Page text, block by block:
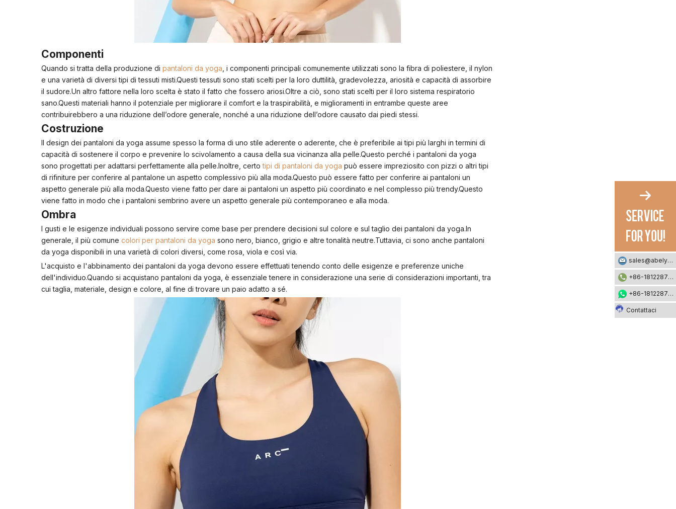
Componenti
Quando si tratta della produzione di pantaloni da yoga , i componenti principali comunemente utilizzati sono la fibra di poliestere, il nylon
e una varietà di diversi tipi di tessuti misti.Questi tessuti sono stati scelti per la loro duttilità, gradevolezza, ariosità e capacità di assorbire
il sudore.Un altro fattore nella loro scelta è stato il fatto che fossero ariosi.Oltre a ciò, sono stati scelti per il loro sistema respiratorio
sano.Questi materiali hanno il potenziale per migliorare il comfort e la traspirabilità, e miglioramenti in entrambe queste aree
contribuirebbero a una riduzione dell’odore generale, nonché a una riduzione dell’odore causato dai piedi stessi.
Costruzione
Il design dei pantaloni da yoga assume spesso la forma di uno stile aderente o aderente, che è preferibile ai tipi più larghi in termini di
capacità di sostenere il corpo e prevenire lo scivolamento a causa della sua vicinanza alla pelle.Questo perché i pantaloni da yoga
sono progettati per adattarsi perfettamente alla pelle.Inoltre, certotipi di pantaloni da yoga può essere impreziosito con pizzi o altri tipi
di rifiniture per conferire al pantalone un aspetto complessivo più alla moda.Questo può essere fatto per conferire ai pantaloni un
aspetto generale più alla moda.Questo viene fatto per dare ai pantaloni un aspetto più coordinato e nel complesso più trendy.Questo
viene fatto in modo che i pantaloni sembrino avere un aspetto generale più contemporaneo e alla moda.
Ombra
I gusti e le esigenze individuali possono servire come base per prendere decisioni sul colore e sul taglio dei pantaloni da yoga.In
generale, il più comune colori per pantaloni da yoga sono nero, bianco, grigio e altre tonalità neutre.Tuttavia, ci sono anche pantaloni
da yoga disponibili in una varietà di colori diversi, come rosa, viola e così via.
L'acquisto e l'abbinamento dei pantaloni da yoga devono essere effettuati tenendo conto delle esigenze e preferenze uniche
dell'individuo.Quando si acquistano pantaloni da yoga, è essenziale tenere in considerazione una serie di considerazioni importanti, tra
cui taglia, materiale, design e colore, al fine di trovare un paio adatto a sé.
sales@abelyfashion.com
+86-18122871002
+86-18122871002
Contattaci